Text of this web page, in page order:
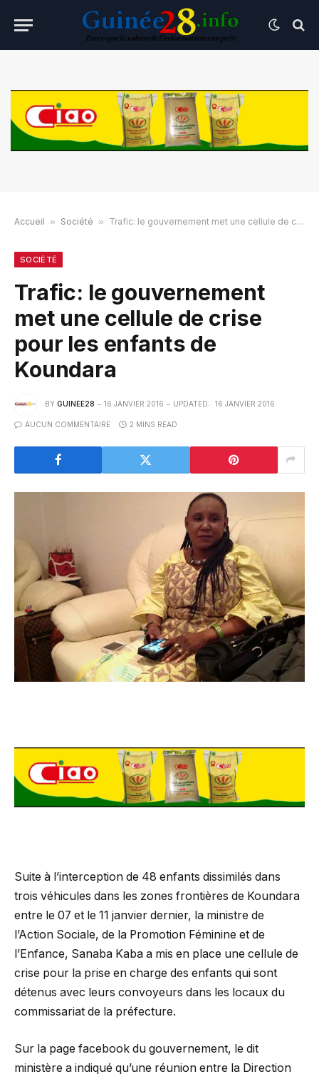
Accueil » Société » Trafic: le gouvernement met une cellule de crise pour les enfants de Koundara
SOCIÉTÉ
Trafic: le gouvernement
met une cellule de crise
pour les enfants de
Koundara
BY GUINEE28 16 JANVIER 2016 UPDATED: 16 JANVIER 2016
AUCUN COMMENTAIRE 2 MINS READ
Suite à l’interception de 48 enfants dissimilés dans
trois véhicules dans les zones frontières de Koundara
entre le 07 et le 11 janvier dernier, la ministre de
l’Action Sociale, de la Promotion Féminine et de
l’Enfance, Sanaba Kaba a mis en place une cellule de
crise pour la prise en charge des enfants qui sont
détenus avec leurs convoyeurs dans les locaux du
commissariat de la préfecture.
Sur la page facebook du gouvernement, le dit
ministère a indiqué qu’une réunion entre la Direction